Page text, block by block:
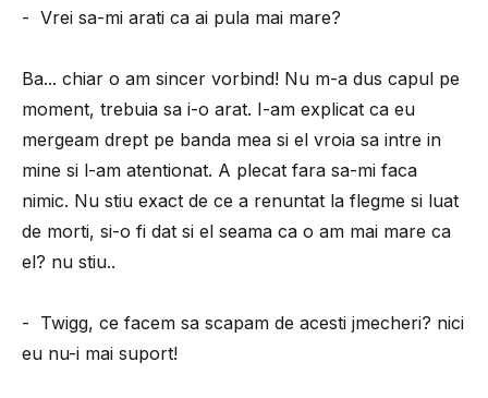
- Vrei sa-mi arati ca ai pula mai mare?
Ba... chiar o am sincer vorbind! Nu m-a dus capul pe
moment, trebuia sa i-o arat. I-am explicat ca eu
mergeam drept pe banda mea si el vroia sa intre in
mine si l-am atentionat. A plecat fara sa-mi faca
nimic. Nu stiu exact de ce a renuntat la flegme si luat
de morti, si-o fi dat si el seama ca o am mai mare ca
el? nu stiu..
- Twigg, ce facem sa scapam de acesti jmecheri? nici
eu nu-i mai suport!